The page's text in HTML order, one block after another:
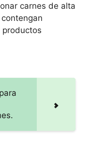
carnes de alta
productos